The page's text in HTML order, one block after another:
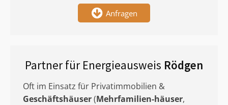
Anfragen
Partner für Energieausweis Rödgen
Oft im Einsatz für Privatimmobilien &
Geschäftshäuser(Mehrfamilien-häuser,